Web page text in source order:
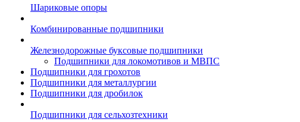
Шариковые опоры
Комбинированные подшипники
Железнодорожные буксовые подшипники
Подшипники для локомотивов и МВПС
Подшипники для грохотов
Подшипники для металлургии
Подшипники для дробилок
Подшипники для сельхозтехники